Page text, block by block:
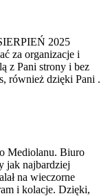
2025
za organizacje i
z Pani strony i bez
również dzięki Pani .
Mediolanu. Biuro
jak najbardziej
na wieczorne
i kolacje. Dzięki,